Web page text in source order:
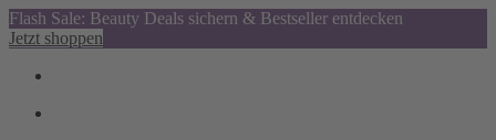
Flash Sale: Beauty Deals sichern & Bestseller entdecken
Jetzt shoppen